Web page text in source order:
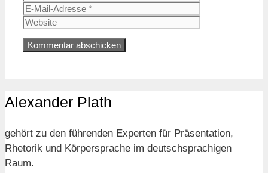
Alexander Plath
gehört zu den führenden Experten für Präsentation,
Rhetorik und Körpersprache im deutschsprachigen
Raum.